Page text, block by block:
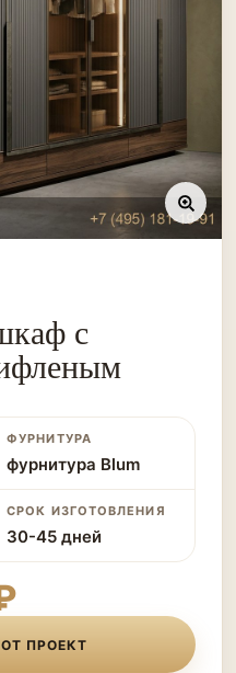
с
ФУРНИТУРА
фурнитура Blum
СРОК ИЗГОТОВЛЕНИЯ
30-45 дней
ПРОЕКТ